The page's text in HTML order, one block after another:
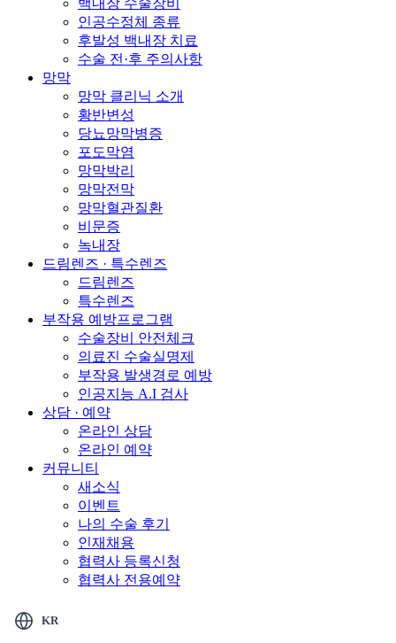
백내장 수술장비
인공수정체 종류
후발성 백내장 치료
수술 전·후 주의사항
망막
망막 클리닉 소개
황반변성
당뇨망막병증
포도막염
망막박리
망막전막
망막혈관질환
비문증
녹내장
드림렌즈 · 특수렌즈
드림렌즈
특수렌즈
부작용 예방프로그램
수술장비 안전체크
의료진 수술실명제
부작용 발생경로 예방
인공지능 A.I 검사
상담 · 예약
온라인 상담
온라인 예약
커뮤니티
새소식
이벤트
나의 수술 후기
인재채용
협력사 등록신청
협력사 전용예약
KR